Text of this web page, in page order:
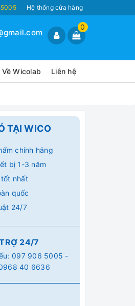
Hệ thống cửa hàng
0
Về Wicolab Liên hệ
TẠI WICO
chính hãng
bị 1-3 năm
nhất
quốc
24/7
24/7
097 906 5005 -
40 6636